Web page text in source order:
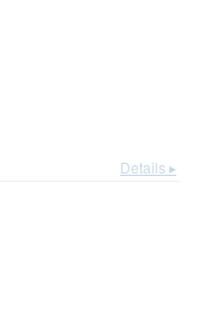
Details ▸